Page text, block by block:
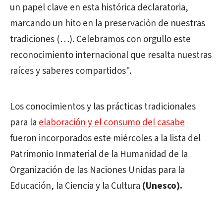
un papel clave en esta histórica declaratoria,
marcando un hito en la preservación de nuestras
tradiciones (…). Celebramos con orgullo este
reconocimiento internacional que resalta nuestras
raíces y saberes compartidos".
Los conocimientos y las prácticas tradicionales
para laelaboración y el consumo del casabe
fueron incorporados este miércoles a la lista del
Patrimonio Inmaterial de la Humanidad de la
Organización de las Naciones Unidas para la
Educación, la Ciencia y la Cultura (Unesco).